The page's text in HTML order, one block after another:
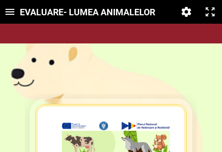
EVALUARE- LUMEA ANIMALELOR